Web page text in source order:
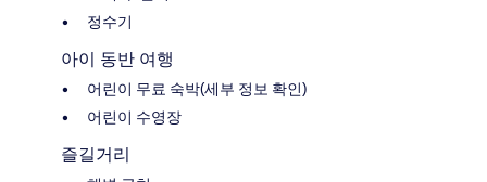
정수기
아이 동반 여행
어린이 무료 숙박(세부 정보 확인)
어린이 수영장
즐길거리